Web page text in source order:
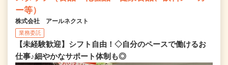
ー等）
株式会社 アールネクスト
業務委託
【未経験歓迎】シフト自由！◇自分のペースで働けるお
仕事♪細やかなサポート体制も◎